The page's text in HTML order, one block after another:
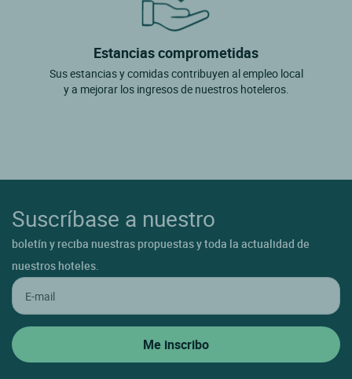
Estancias comprometidas
Sus estancias y comidas contribuyen al empleo local
y a mejorar los ingresos de nuestros hoteleros.
Suscríbase a nuestro
boletín y reciba nuestras propuestas y toda la actualidad de
nuestros hoteles.